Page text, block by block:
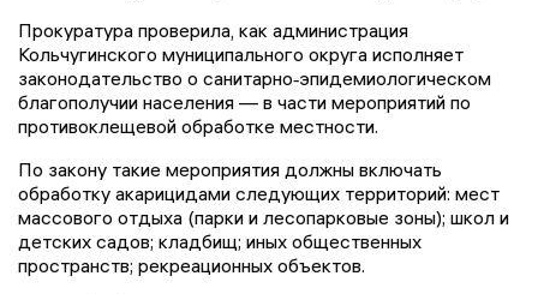
Прокуратура проверила, как администрация
Кольчугинского муниципального округа исполняет
законодательство о санитарно‑эпидемиологическом
благополучии населения — в части мероприятий по
противоклещевой обработке местности.
По закону такие мероприятия должны включать
обработку акарицидами следующих территорий: мест
массового отдыха (парки и лесопарковые зоны); школ и
детских садов; кладбищ; иных общественных
пространств; рекреационных объектов.